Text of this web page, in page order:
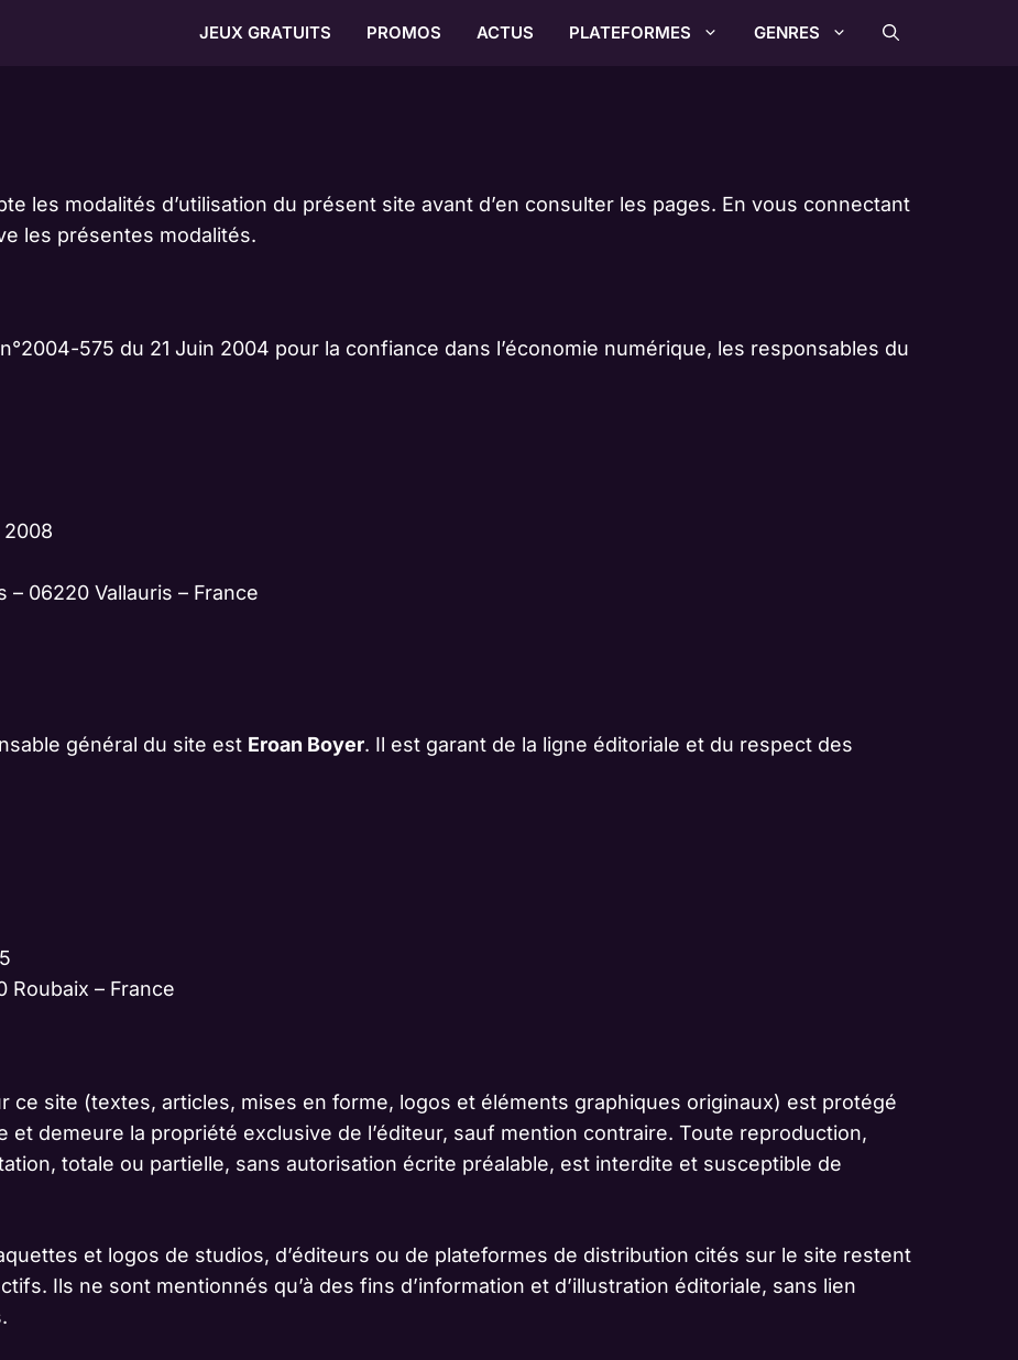
JEUX GRATUITS PROMOS ACTUS PLATEFORMES GENRES
les modalités d’utilisation du présent site avant d’en consulter les pages. En vous connectant
les présentes modalités.
575 du 21 Juin 2004 pour la confiance dans l’économie numérique, les responsables du
2008
– 06220 Vallauris – France
général du site est Eroan Boyer. Il est garant de la ligne éditoriale et du respect des
Roubaix – France
ce site (textes, articles, mises en forme, logos et éléments graphiques originaux) est protégé
et demeure la propriété exclusive de l’éditeur, sauf mention contraire. Toute reproduction,
totale ou partielle, sans autorisation écrite préalable, est interdite et susceptible de
et logos de studios, d’éditeurs ou de plateformes de distribution cités sur le site restent
Ils ne sont mentionnés qu’à des fins d’information et d’illustration éditoriale, sans lien